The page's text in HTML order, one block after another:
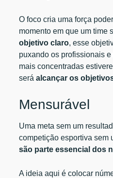
O foco cria uma força
momento em que um time
objetivo claro, esse
puxando os profissionais
mais concentradas
seráalcançar os
Mensurável
Uma meta sem um
competição esportiva sem
são parte essencial dos
A ideia aqui é colocar